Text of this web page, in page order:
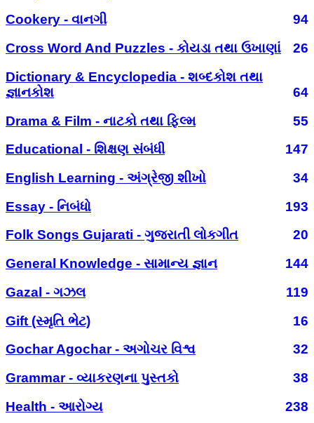
Cookery - વાનગી
94
Cross Word And Puzzles - કોયડા તથા ઉખાણાં
26
Dictionary & Encyclopedia - શબ્દકોશ તથા
જ્ઞાનકોશ
64
Drama & Film - નાટકો તથા ફિલ્મ
55
Educational - શિક્ષણ સંબંધી
147
English Learning - અંગ્રેજી શીખો
34
Essay - નિબંધો
193
Folk Songs Gujarati - ગુજરાતી લોકગીત
20
General Knowledge - સામાન્ય જ્ઞાન
144
Gazal - ગઝલ
119
Gift (સ્મૃતિ ભેટ)
16
Gochar Agochar - અગોચર વિશ્વ
32
Grammar - વ્યાકરણના પુસ્તકો
38
Health - આરોગ્ય
238